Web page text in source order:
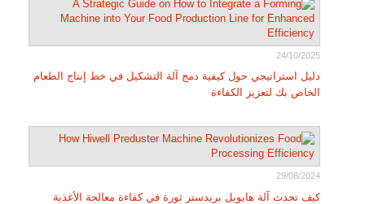
24/10/2025
دليل استراتيجي حول كيفية دمج آلة التشكيل في خط إنتاج الطعام
الخاص بك لتعزيز الكفاءة
29/08/2024
كيف تحدث آلة هايويل بريدستر ثورة في كفاءة معالجة الأغذية